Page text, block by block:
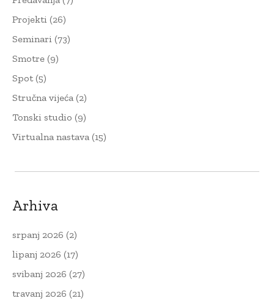
Projekti (26)
Seminari (73)
Smotre (9)
Spot(5)
Stručna vijeća (2)
Tonski studio (9)
Virtualna nastava (15)
Arhiva
srpanj 2026 (2)
lipanj 2026 (17)
svibanj 2026 (27)
travanj 2026 (21)